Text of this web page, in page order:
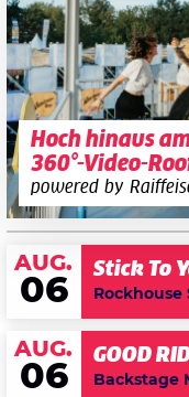
Hoch hinaus
360°-Video-
powered by
AUG.
06
Stick To
Rockhouse
AUG.
06
GOOD
Backstage